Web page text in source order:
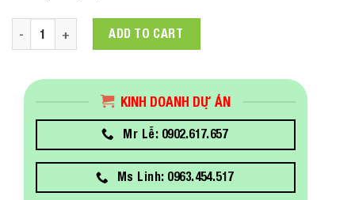
C13T892A00 Mực in Epson T892 White Cartridge 600ml
ADD TO CART
KINH DOANH DỰ ÁN
Mr Lễ: 0902.617.657
Ms Linh: 0963.454.517